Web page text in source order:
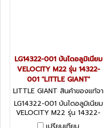
LG14322-001 บันไดอลูมิเนียม
VELOCITY M22 รุ่น 14322-
001 "LITTLE GIANT"
LITTLE GIANT สินค้าของแท้จา
กโรงงานผู้ผลิต LG14322-001
LG14322-001 บันไดอลูมิเนียม
VELOCITY M22 รุ่น 14322-
001 "LITTLE GIANT"